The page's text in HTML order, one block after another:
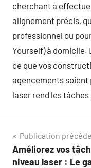
cherchant à
alignement précis,
professionnel ou
Yourself) à
ce que vos
agencements soient
laser rend les
Navigation
de
Publication
Améliorez vos
niveau laser : Le